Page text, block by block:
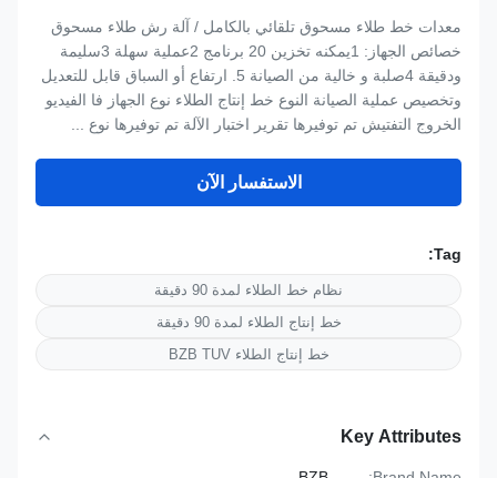
معدات خط طلاء مسحوق تلقائي بالكامل / آلة رش طلاء مسحوق
خصائص الجهاز: 1يمكنه تخزين 20 برنامج 2عملية سهلة 3سليمة
ودقيقة 4صلبة و خالية من الصيانة 5. ارتفاع أو السباق قابل للتعديل
وتخصيص عملية الصيانة النوع خط إنتاج الطلاء نوع الجهاز فا الفيديو
الخروج التفتيش تم توفيرها تقرير اختبار الآلة تم توفيرها نوع ...
الاستفسار الآن
نظام خط الطلاء لمدة 90 دقيقة
خط إنتاج الطلاء لمدة 90 دقيقة
خط إنتاج الطلاء BZB TUV
Key Attributes